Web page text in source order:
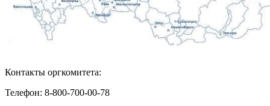
Контакты оргкомитета:
Телефон: 8-800-700-00-78